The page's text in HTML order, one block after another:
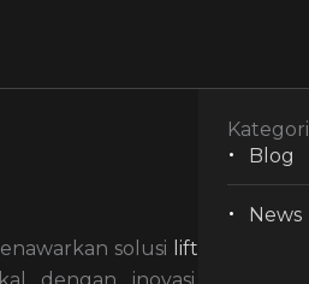
solusi lift
Kategori
Blog
News